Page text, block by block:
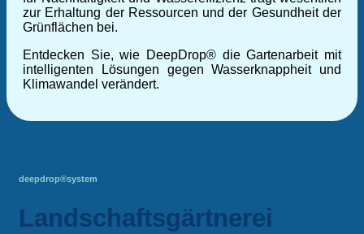
zur Erhaltung der Ressourcen und der Gesundheit der
Grünflächen bei.
Entdecken Sie, wie DeepDrop® die Gartenarbeit mit
intelligenten Lösungen gegen Wasserknappheit und
Klimawandel verändert.
deepdrop®system
Landschaftsgärtnerei